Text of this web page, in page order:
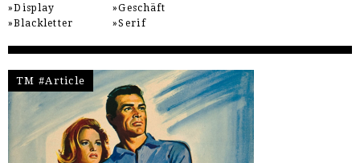
Display
Blackletter
Geschäft
Serif
TM #Article